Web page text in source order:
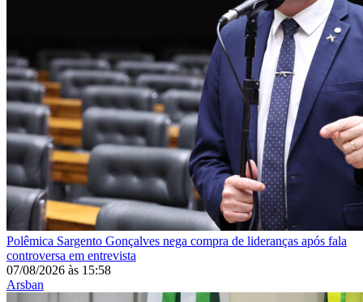
Polêmica Sargento Gonçalves nega compra de lideranças após fala
controversa em entrevista
07/08/2026 às 15:58
Arsban